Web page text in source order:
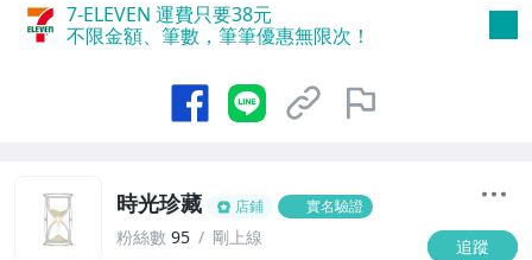
7-ELEVEN 運費只要38元
不限金額、筆數，筆筆優惠無限次！
時光珍藏 店鋪 實名驗證
粉絲數 95 剛上線 追蹤